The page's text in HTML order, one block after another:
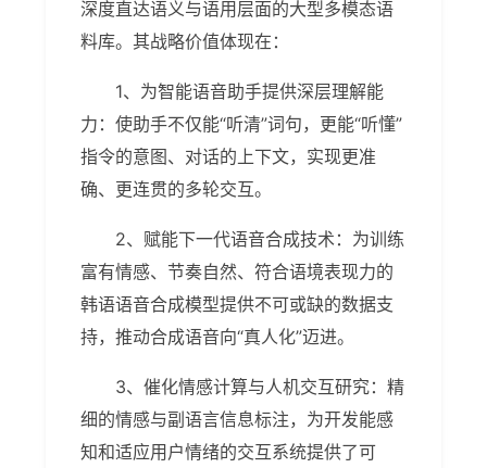
深度直达语义与语用层面的大型多模态语
料库。其战略价值体现在：
1、为智能语音助手提供深层理解能
力：使助手不仅能“听清”词句，更能“听懂”
指令的意图、对话的上下文，实现更准
确、更连贯的多轮交互。
2、赋能下一代语音合成技术：为训练
富有情感、节奏自然、符合语境表现力的
韩语语音合成模型提供不可或缺的数据支
持，推动合成语音向“真人化”迈进。
3、催化情感计算与人机交互研究：精
细的情感与副语言信息标注，为开发能感
知和适应用户情绪的交互系统提供了可